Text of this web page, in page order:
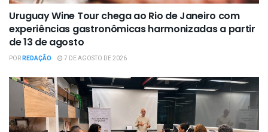
Uruguay Wine Tour chega ao Rio de Janeiro com
experiências gastronômicas harmonizadas a partir
de 13 de agosto
PORREDAÇÃO 7 DE AGOSTO DE 2026